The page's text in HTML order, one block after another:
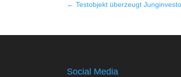
← Testobjekt überzeugt
Social Media